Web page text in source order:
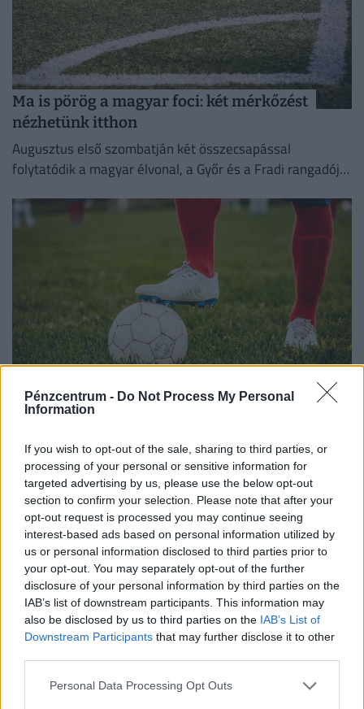
Pénzcentrum - Do Not Process My Personal
Information
If you wish to opt-out of the sale, sharing to third parties, or
processing of your personal or sensitive information for
targeted advertising by us, please use the below opt-out
section to confirm your selection. Please note that after your
opt-out request is processed you may continue seeing
interest-based ads based on personal information utilized by
us or personal information disclosed to third parties prior to
your opt-out. You may separately opt-out of the further
disclosure of your personal information by third parties on the
IAB’s list of downstream participants. This information may
also be disclosed by us to third parties on the IAB’s List of
Downstream Participants that may further disclose it to other
Personal Data Processing Opt Outs
Ma is pörög a magyar foci: két mérkőzést
nézhetünk itthon
Augusztus első szombatján két összecsapással
folytatódik a magyar élvonal, a Győr és a Fradi rangadója
18 év alatt 39 csapat: alighanem megvan a
történelmet ír csapatával
A "vándormadár" most történelmet ír csapatával, klubja
ugyanis ezen a hétvégén játssza fennállása legelső FA-
kupa-mérkőzését.